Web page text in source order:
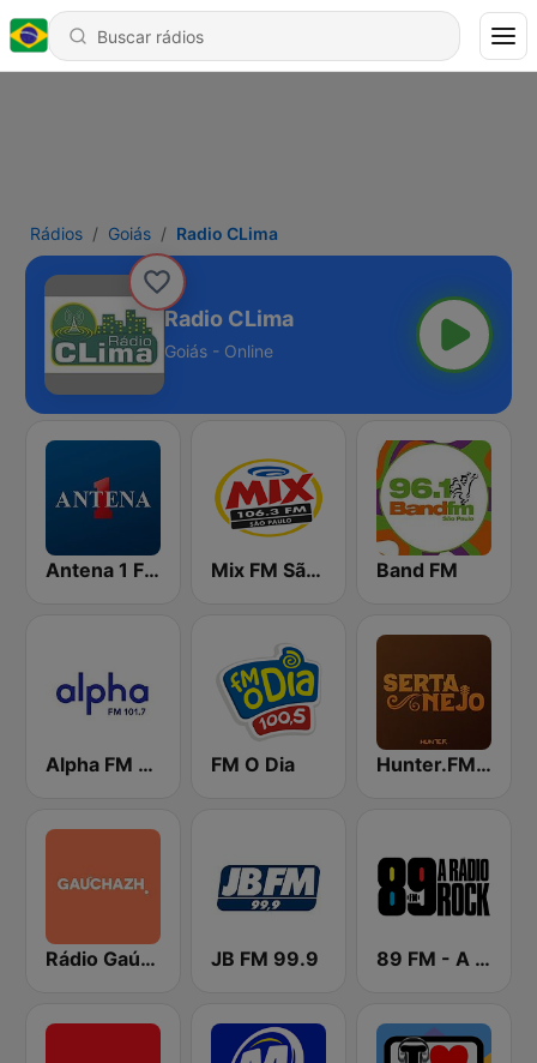
Rádios Goiás Radio CLima
Radio CLima
Goiás - Online
Antena 1 FM Mix FM São Paulo Band FM
Alpha FM 101.7 FM O Dia Hunter.FM - Sertanejo
Rádio Gaúcha ZH JB FM 99.9 89 FM - A Rádio Rock